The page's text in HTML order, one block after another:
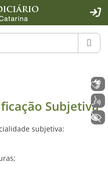
- Rybená
Subjetiva
subjetiva:
Voz
+ Acessibilidade